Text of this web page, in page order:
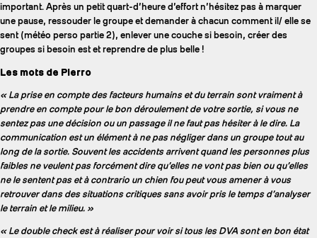
important. Après un petit quart-d’heure d’effort n’hésitez pas à marquer
une pause, ressouder le groupe et demander à chacun comment il/ elle se
sent (météo perso partie 2), enlever une couche si besoin, créer des
groupes si besoin est et reprendre de plus belle !
Les mots de Pierro
« La prise en compte des facteurs humains et du terrain sont vraiment à
prendre en compte pour le bon déroulement de votre sortie, si vous ne
sentez pas une décision ou un passage il ne faut pas hésiter à le dire. La
communication est un élément à ne pas négliger dans un groupe tout au
long de la sortie. Souvent les accidents arrivent quand les personnes plus
faibles ne veulent pas forcément dire qu’elles ne vont pas bien ou qu’elles
ne le sentent pas et à contrario un chien fou peut vous amener à vous
retrouver dans des situations critiques sans avoir pris le temps d’analyser
le terrain et le milieu. »
« Le double check est à réaliser pour voir si tous les DVA sont en bon état